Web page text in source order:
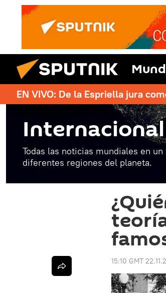
EN VIVO: De la Espriella jura
Internacional
Todas las noticias mundiales en
diferentes regiones del planeta.
15:10 GMT